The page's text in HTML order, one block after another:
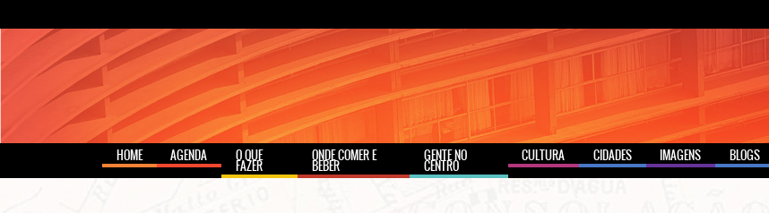
HOME AGENDA O QUE
FAZER
ONDE COMER E
BEBER
GENTE NO
CENTRO
CULTURA CIDADES IMAGENS BLOGS